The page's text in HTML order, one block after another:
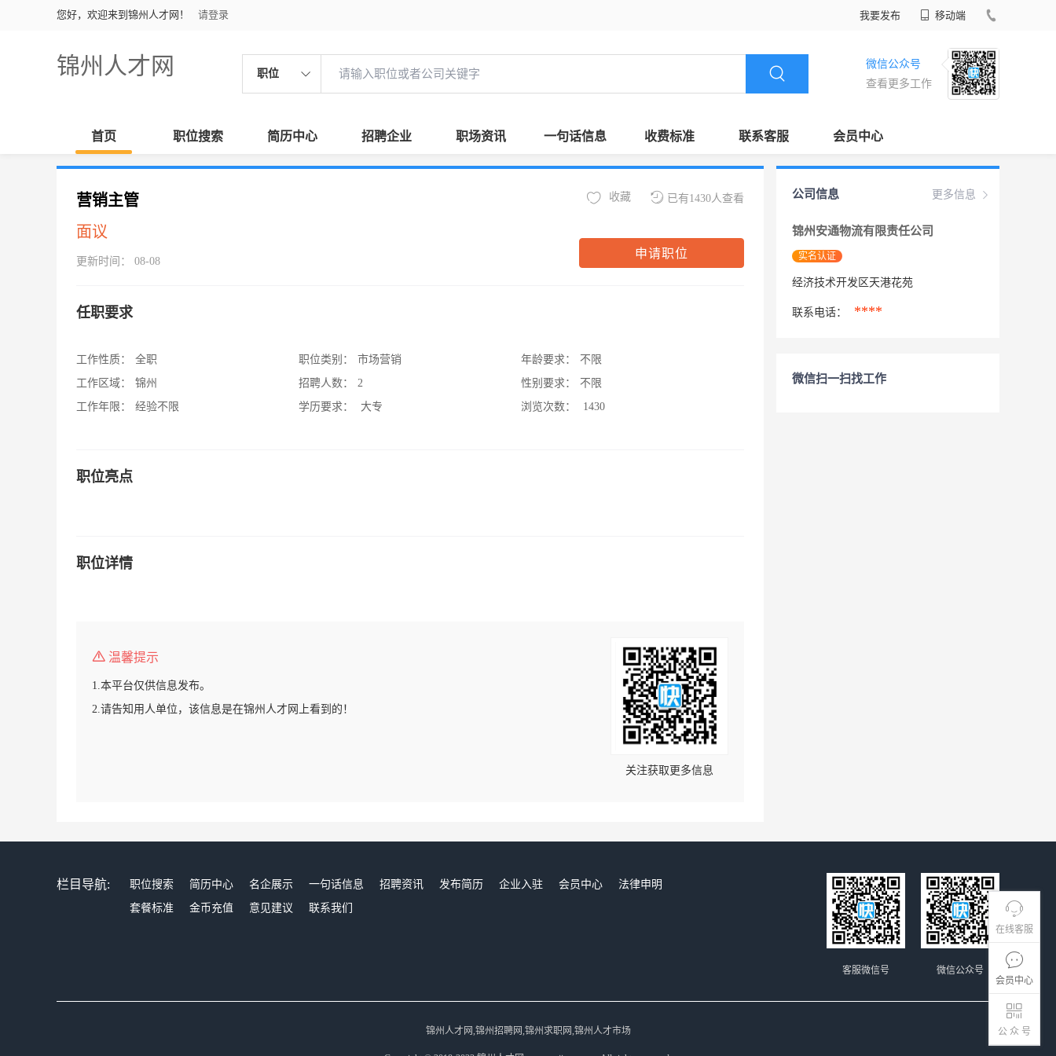
您好，欢迎来到锦州人才网！ 请登录 我要发布 移动端
锦州人才网 职位
微信公众号
查看更多工作
首页 职位搜索 简历中心 招聘企业 职场资讯 一句话信息 收费标准 联系客服 会员中心
在线客服
会员中心
公 众 号
营销主管
面议
更新时间： 08-08
已有1430人查看
收藏
申请职位
任职要求
工作性质：
全职
工作区域：
锦州
工作年限：
经验不限
职位类别：
市场营销
招聘人数：
2
学历要求：
大专
年龄要求：
不限
性别要求：
不限
浏览次数：
1430
职位亮点
职位详情
温馨提示
1.本平台仅供信息发布。
2.请告知用人单位，该信息是在锦州人才网上看到的！
关注获取更多信息
更多信息
公司信息
锦州安通物流有限责任公司
实名认证
经济技术开发区天港花苑
联系电话： ****
微信扫一扫找工作
栏目导航: 职位搜索 简历中心 名企展示 一句话信息 招聘资讯 发布简历 企业入驻 会员中心
法律申明
套餐标准
金币充值 意见建议 联系我们
微信公众号
客服微信号
锦州人才网,锦州招聘网,锦州求职网,锦州人才市场